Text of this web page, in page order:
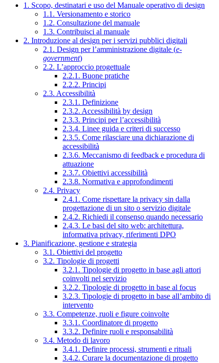
1. Scopo, destinatari e uso del Manuale operativo di design
1.1. Versionamento e storico
1.2. Consultazione del manuale
1.3. Contribuisci al manuale
2. Introduzione al design per i servizi pubblici digitali
2.1. Design per l’amministrazione digitale (e-
government)
2.2. L’approccio progettuale
2.2.1. Buone pratiche
2.2.2. Principi
2.3. Accessibilità
2.3.1. Definizione
2.3.2. Accessibilità by design
2.3.3. Principi per l’accessibilità
2.3.4. Linee guida e criteri di successo
2.3.5. Come rilasciare una dichiarazione di
accessibilità
2.3.6. Meccanismo di feedback e procedura di
attuazione
2.3.7. Obiettivi accessibilità
2.3.8. Normativa e approfondimenti
2.4. Privacy
2.4.1. Come rispettare la privacy sin dalla
progettazione di un sito o servizio digitale
2.4.2. Richiedi il consenso quando necessario
2.4.3. Le basi del sito web: architettura,
informativa privacy, riferimenti DPO
3. Pianificazione, gestione e strategia
3.1. Obiettivi del progetto
3.2. Tipologie di progetti
3.2.1. Tipologie di progetto in base agli attori
coinvolti nel servizio
3.2.2. Tipologie di progetto in base al focus
3.2.3. Tipologie di progetto in base all’ambito di
intervento
3.3. Competenze, ruoli e figure coinvolte
3.3.1. Coordinatore di progetto
3.3.2. Definire ruoli e responsabilità
3.4. Metodo di lavoro
3.4.1. Definire processi, strumenti e rituali
3.4.2. Curare la documentazione di progetto